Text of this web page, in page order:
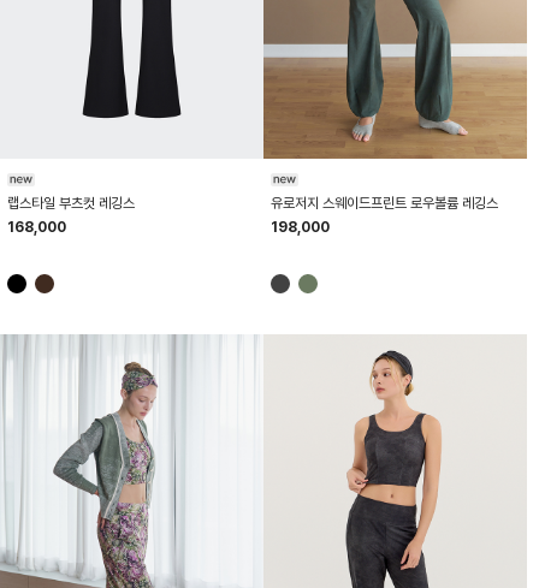
랩스타일 부츠컷 레깅스
168,000
유로저지 스웨이드프린트 로우볼륨 레깅스
198,000